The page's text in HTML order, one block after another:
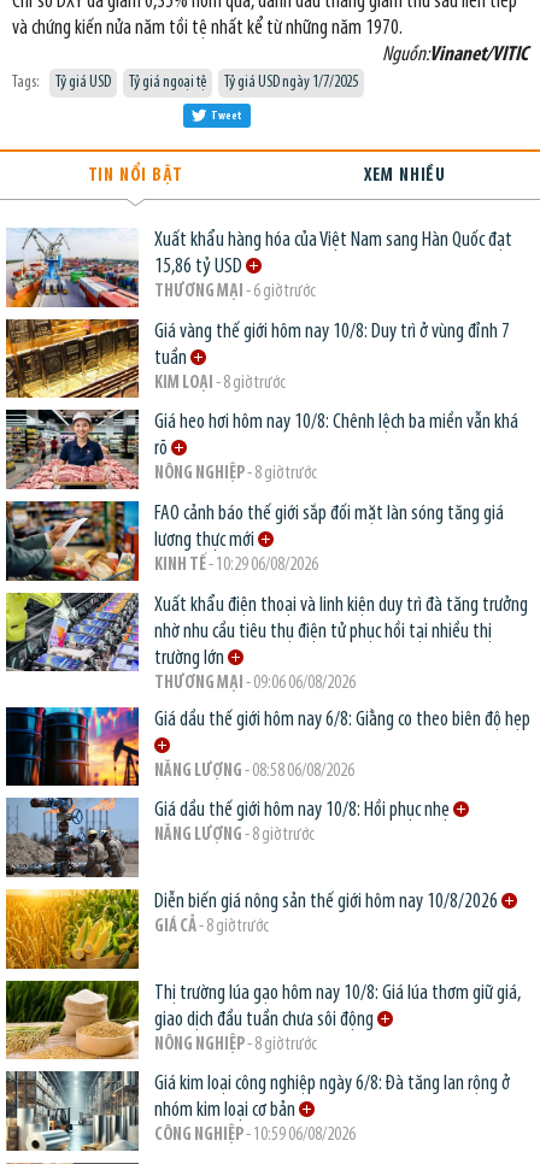
và chứng kiến nửa năm tồi tệ nhất kể từ những năm 1970.
Nguồn:Vinanet/VITIC
Tags: Tỷ giá USD Tỷ giá ngoại tệ Tỷ giá USD ngày 1/7/2025
Tweet
TIN NỔI BẬT XEM NHIỀU
Xuất khẩu hàng hóa của Việt Nam sang Hàn Quốc đạt
15,86 tỷ USD
THƯƠNG MẠI - 6 giờ trước
Giá vàng thế giới hôm nay 10/8: Duy trì ở vùng đỉnh 7
tuần
KIM LOẠI - 8 giờ trước
Giá heo hơi hôm nay 10/8: Chênh lệch ba miền vẫn khá
rõ
NÔNG NGHIỆP- 8 giờ trước
FAO cảnh báo thế giới sắp đối mặt làn sóng tăng giá
lương thực mới
KINH TẾ- 10:29 06/08/2026
Xuất khẩu điện thoại và linh kiện duy trì đà tăng trưởng
nhờ nhu cầu tiêu thụ điện tử phục hồi tại nhiều thị
trường lớn
THƯƠNG MẠI - 09:06 06/08/2026
Giá dầu thế giới hôm nay 6/8: Giằng co theo biên độ hẹp
NĂNG LƯỢNG - 08:58 06/08/2026
Giá dầu thế giới hôm nay 10/8: Hồi phục nhẹ
NĂNG LƯỢNG - 8 giờ trước
Diễn biến giá nông sản thế giới hôm nay 10/8/2026
GIÁ CẢ- 8 giờ trước
Thị trường lúa gạo hôm nay 10/8: Giá lúa thơm giữ giá,
giao dịch đầu tuần chưa sôi động
NÔNG NGHIỆP- 8 giờ trước
Giá kim loại công nghiệp ngày 6/8: Đà tăng lan rộng ở
nhóm kim loại cơ bản
CÔNG NGHIỆP- 10:59 06/08/2026